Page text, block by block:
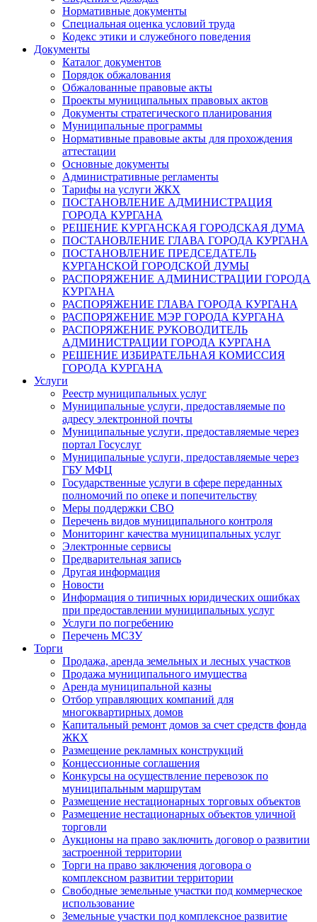
Нормативные документы
Специальная оценка условий труда
Кодекс этики и служебного поведения
Документы
Каталог документов
Порядок обжалования
Обжалованные правовые акты
Проекты муниципальных правовых актов
Документы стратегического планирования
Муниципальные программы
Нормативные правовые акты для прохождения
аттестации
Основные документы
Административные регламенты
Тарифы на услуги ЖКХ
ПОСТАНОВЛЕНИЕ АДМИНИСТРАЦИЯ
ГОРОДА КУРГАНА
РЕШЕНИЕ КУРГАНСКАЯ ГОРОДСКАЯ ДУМА
ПОСТАНОВЛЕНИЕ ГЛАВА ГОРОДА КУРГАНА
ПОСТАНОВЛЕНИЕ ПРЕДСЕДАТЕЛЬ
КУРГАНСКОЙ ГОРОДСКОЙ ДУМЫ
РАСПОРЯЖЕНИЕ АДМИНИСТРАЦИИ ГОРОДА
КУРГАНА
РАСПОРЯЖЕНИЕ ГЛАВА ГОРОДА КУРГАНА
РАСПОРЯЖЕНИЕ МЭР ГОРОДА КУРГАНА
РАСПОРЯЖЕНИЕ РУКОВОДИТЕЛЬ
АДМИНИСТРАЦИИ ГОРОДА КУРГАНА
РЕШЕНИЕ ИЗБИРАТЕЛЬНАЯ КОМИССИЯ
ГОРОДА КУРГАНА
Услуги
Реестр муниципальных услуг
Муниципальные услуги, предоставляемые по
адресу электронной почты
Муниципальные услуги, предоставляемые через
портал Госуслуг
Муниципальные услуги, предоставляемые через
ГБУ МФЦ
Государственные услуги в сфере переданных
полномочий по опеке и попечительству
Меры поддержки СВО
Перечень видов муниципального контроля
Мониторинг качества муниципальных услуг
Электронные сервисы
Предварительная запись
Другая информация
Новости
Информация о типичных юридических ошибках
при предоставлении муниципальных услуг
Услуги по погребению
Перечень МСЗУ
Торги
Продажа, аренда земельных и лесных участков
Продажа муниципального имущества
Аренда муниципальной казны
Отбор управляющих компаний для
многоквартирных домов
Капитальный ремонт домов за счет средств фонда
ЖКХ
Размещение рекламных конструкций
Концессионные соглашения
Конкурсы на осуществление перевозок по
муниципальным маршрутам
Размещение нестационарных торговых объектов
Размещение нестационарных объектов уличной
торговли
Аукционы на право заключить договор о развитии
застроенной территории
Торги на право заключения договора о
комплексном развитии территории
Свободные земельные участки под коммерческое
использование
Земельные участки под комплексное развитие